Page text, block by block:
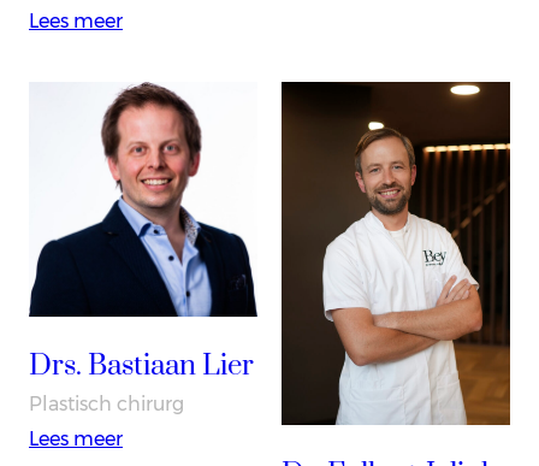
Lees meer:
Nikki
Beudeker
Staudt
Drs. Bastiaan Lier
Plastisch chirurg
Lees meer: